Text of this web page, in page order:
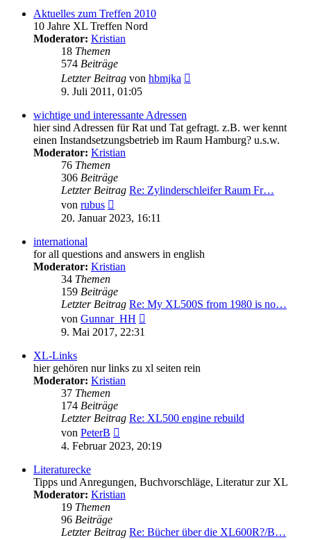
Aktuelles zum Treffen 2010
10 Jahre XL Treffen Nord
Moderator: Kristian
18 Themen
574 Beiträge
Letzter Beitrag von hbmjka
9. Juli 2011, 01:05
wichtige und interessante Adressen
hier sind Adressen für Rat und Tat gefragt. z.B. wer kennt
einen Instandsetzungsbetrieb im Raum Hamburg? u.s.w.
Moderator: Kristian
76 Themen
306 Beiträge
Letzter Beitrag Re: Zylinderschleifer Raum Fr…
von rubus
Beitrag
20. Januar 2023, 16:11
international
for all questions and answers in english
Moderator: Kristian
34 Themen
159 Beiträge
Letzter Beitrag Re: My XL500S from 1980 is no…
von Gunnar_HH
9. Mai 2017, 22:31
XL-Links
hier gehören nur links zu xl seiten rein
Moderator: Kristian
37 Themen
174 Beiträge
Letzter Beitrag Re: XL500 engine rebuild
von PeterB
Beitrag
4. Februar 2023, 20:19
Literaturecke
Tipps und Anregungen, Buchvorschläge, Literatur zur XL
Moderator: Kristian
19 Themen
96 Beiträge
Letzter Beitrag Re: Bücher über die XL600R?/B…